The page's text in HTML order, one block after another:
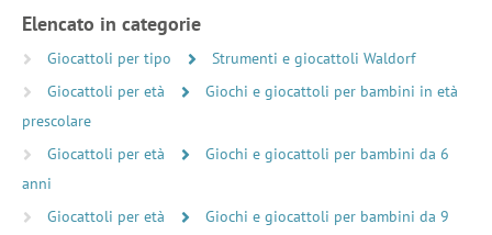
Elencato in categorie
Giocattoli per tipo
Strumenti e giocattoli Waldorf
Giocattoli per età
Giochi e giocattoli per bambini in età
prescolare
Giocattoli per età
Giochi e giocattoli per bambini da 6
anni
Giocattoli per età
Giochi e giocattoli per bambini da 9